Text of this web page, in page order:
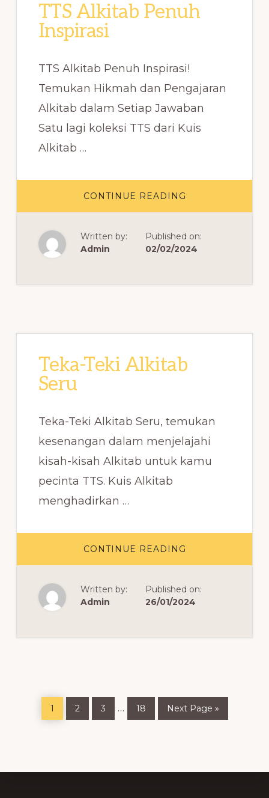
TTS Alkitab Penuh
Inspirasi
TTS Alkitab Penuh Inspirasi!
Temukan Hikmah dan Pengajaran
Alkitab dalam Setiap Jawaban
Satu lagi koleksi TTS dari Kuis
Alkitab …
CONTINUE READING
ALKITAB
Written by:
Admin
Published on:
02/02/2024
Teka-Teki Alkitab
Seru
Teka-Teki Alkitab Seru, temukan
kesenangan dalam menjelajahi
kisah-kisah Alkitab untuk kamu
pecinta TTS. Kuis Alkitab
menghadirkan …
CONTINUE READING
TEKI
Written by:
Admin
Published on:
26/01/2024
1 2 3
Interim
… 18 to
Next Page »